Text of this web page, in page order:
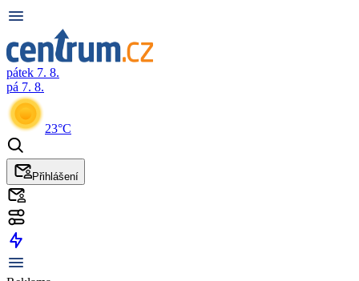
pátek 7. 8.
pá 7. 8.
23°C
Přihlášení